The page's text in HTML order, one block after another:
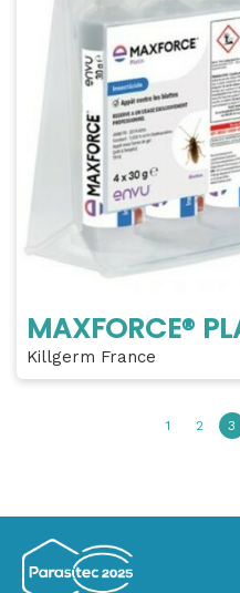
MAXFORCE®
Killgerm France
1 2 3